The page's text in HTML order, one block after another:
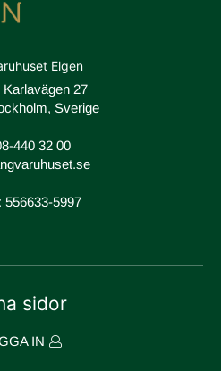
Elgen
27
Sverige
440 32 00
556633-5997
sidor
IN